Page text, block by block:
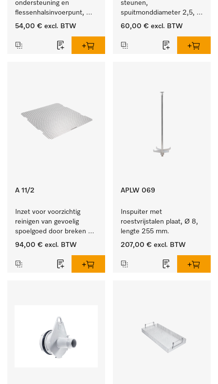
ondersteuning en
flessenhalsinvoerpunt,
ster, Ø 6, lengte 225 mm.
54,00 € excl. BTW
steunen,
spuitmonddiameter 2,5,
lengte 80 mm, 5 stuks.
60,00 € excl. BTW
A 11/2
Inzet voor voorzichtig
reinigen van gevoelig
spoelgoed door breken
reinigingsstraal.
94,00 € excl. BTW
APLW 069
Inspuiter met
roestvrijstalen plaat, Ø 8,
lengte 255 mm.
207,00 € excl. BTW